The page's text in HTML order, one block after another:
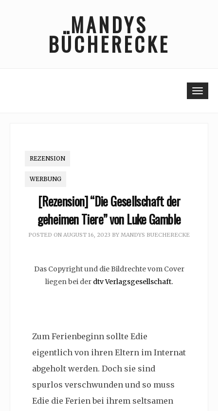
MANDYS
BÜCHERECKE
REZENSION
WERBUNG
[Rezension] “Die Gesellschaft der
geheimen Tiere” von Luke Gamble
POSTED ON AUGUST 16, 2023 BY MANDYS BUECHERECKE
Das Copyright und die Bildrechte vom Cover
liegen bei der dtv Verlagsgesellschaft.
Zum Ferienbeginn sollte Edie
eigentlich von ihren Eltern im Internat
abgeholt werden. Doch sie sind
spurlos verschwunden und so muss
Edie die Ferien bei ihrem seltsamen